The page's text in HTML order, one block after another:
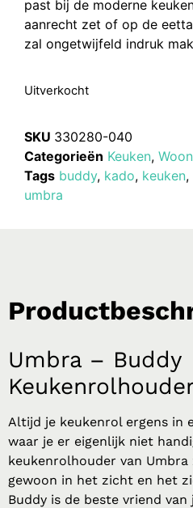
past bij de moderne
aanrecht zet of op de
zal ongetwijfeld indruk
Uitverkocht
SKU 330280-040
Categorieën Keuken,
Tags buddy, kado, keuken,
umbra
Umbra – Buddy
Altijd je keukenrol ergens in
waar je er eigenlijk niet
keukenrolhouder van
gewoon in het zicht en het
Buddy is de beste vriend